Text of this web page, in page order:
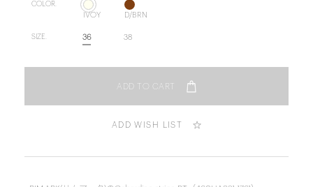
COLOR.
IVOY D/BRN
SIZE. 36 38
ADD WISH LIST